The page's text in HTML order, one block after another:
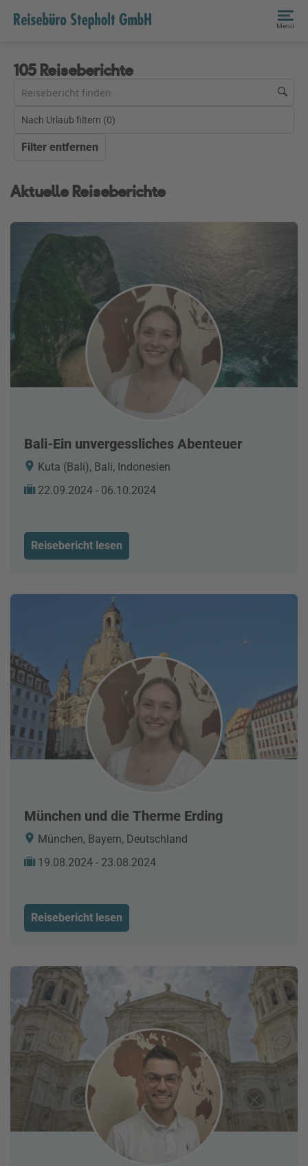
Menü
105 Reiseberichte
Nach Urlaub filtern (0)
Filter entfernen
Aktuelle Reiseberichte
Bali-Ein unvergessliches Abenteuer
Kuta (Bali), Bali, Indonesien
22.09.2024 - 06.10.2024
Reisebericht lesen
München und die Therme Erding
München, Bayern, Deutschland
19.08.2024 - 23.08.2024
Reisebericht lesen